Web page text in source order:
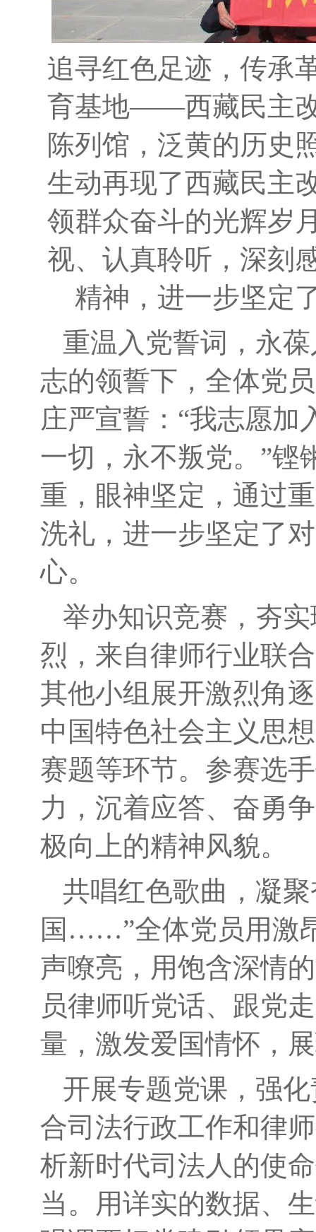
追寻红色足迹，传承
育基地——西藏民主
陈列馆，泛黄的历史
生动再现了西藏民主
领群众奋斗的光辉岁
视、认真聆听，深刻
精神，进一步坚定
重温入党誓词，永
志的领誓下，全体党
庄严宣誓：“我志愿
一切，永不叛党。”铿
重，眼神坚定，通过
洗礼，进一步坚定了
心。
举办知识竞赛，夯
烈，来自律师行业联
其他小组展开激烈角
中国特色社会主义思
赛题等环节。参赛选
力，沉着应答、奋勇
极向上的精神风貌。
共唱红色歌曲，凝
国……”全体党员用激
声嘹亮，用饱含深情
员律师听党话、跟党
量，激发爱国情怀，
开展专题党课，强
合司法行政工作和律
析新时代司法人的使
当。用详实的数据、